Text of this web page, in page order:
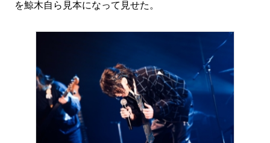
を鯨木自ら見本になって見せた。